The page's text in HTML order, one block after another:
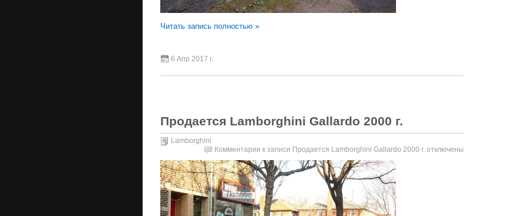
Читать запись полностью »
6 Апр 2017 г.
Продается Lamborghini Gallardo 2000 г.
Lamborghini
Комментарии к записи Продается Lamborghini Gallardo 2000 г. отключены